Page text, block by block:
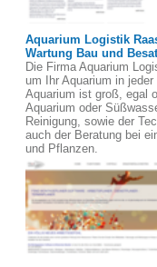
Aquarium Logistik
Wartung Bau und
Die Firma Aquarium
um Ihr Aquarium in
Aquarium ist groß, egal
Aquarium oder
Reinigung, sowie der
auch der Beratung bei
und Pflanzen.